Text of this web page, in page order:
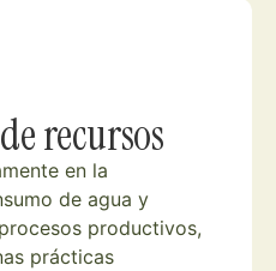
recursos
en la
de agua y
productivos,
prácticas